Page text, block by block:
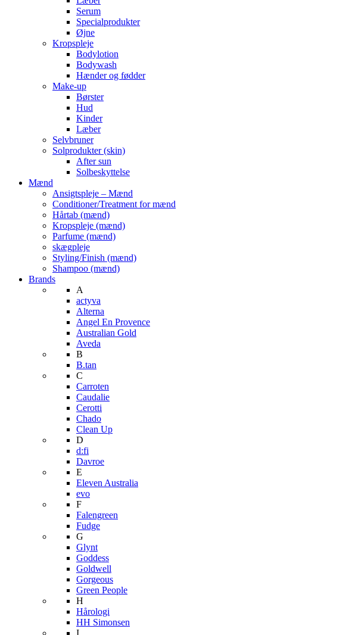
Serum
Specialprodukter
Øjne
Kropspleje
Bodylotion
Bodywash
Hænder og fødder
Make-up
Børster
Hud
Kinder
Læber
Selvbruner
Solprodukter (skin)
After sun
Solbeskyttelse
Mænd
Ansigtspleje – Mænd
Conditioner/Treatment for mænd
Hårtab (mænd)
Kropspleje (mænd)
Parfume (mænd)
skægpleje
Styling/Finish (mænd)
Shampoo (mænd)
Brands
A
actyva
Alterna
Angel En Provence
Australian Gold
Aveda
B
B.tan
C
Carroten
Caudalie
Cerotti
Chado
Clean Up
D
d:fi
Davroe
E
Eleven Australia
evo
F
Falengreen
Fudge
G
Glynt
Goddess
Goldwell
Gorgeous
Green People
H
Hårologi
HH Simonsen
I